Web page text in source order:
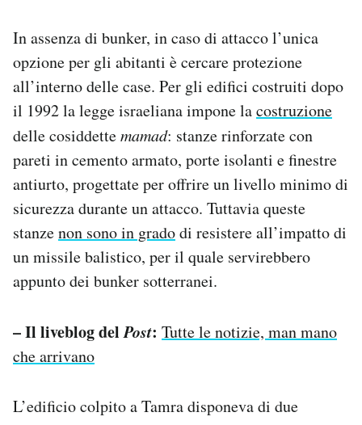
In assenza di bunker, in caso di attacco l’unica
opzione per gli abitanti è cercare protezione
all’interno delle case. Per gli edifici costruiti dopo
il 1992 la legge israeliana impone lacostruzione
delle cosiddettemamad: stanze rinforzate con
pareti in cemento armato, porte isolanti e finestre
antiurto, progettate per offrire un livello minimo di
sicurezza durante un attacco. Tuttavia queste
stanzenon sono in gradodi resistere all’impatto di
un missile balistico, per il quale servirebbero
appunto dei bunker sotterranei.
– Il liveblog delPost: Tutte le notizie, man mano
che arrivano
L’edificio colpito a Tamra disponeva di due